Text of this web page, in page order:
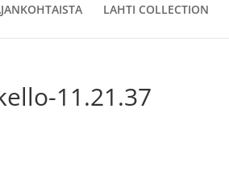
LAHTI COLLECTION
11.21.37